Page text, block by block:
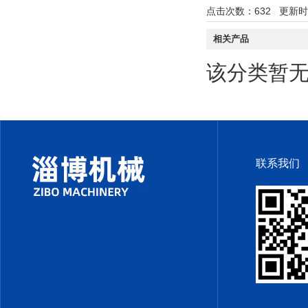
点击次数： 632 更新
相关产品
该分类暂
联系我们